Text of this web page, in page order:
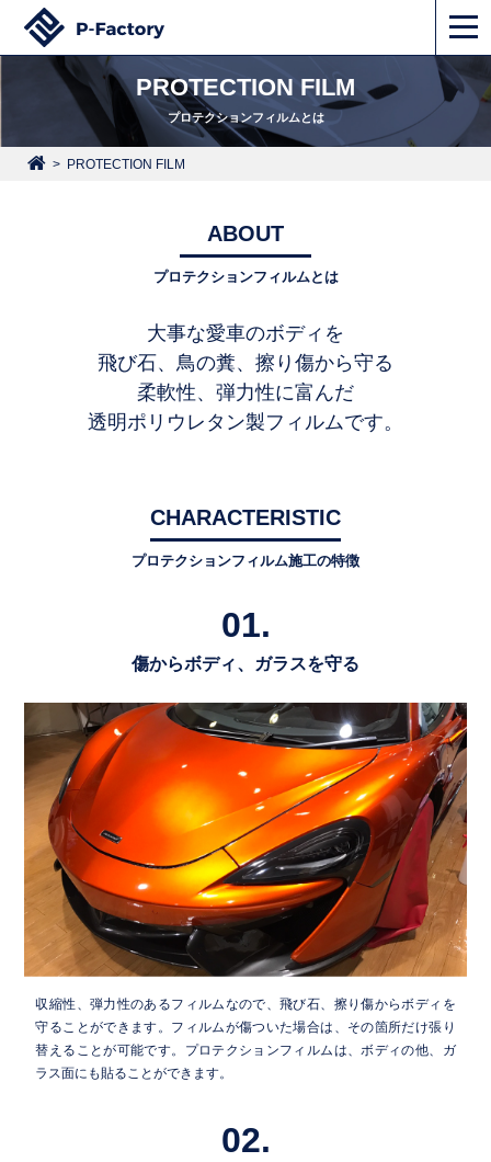
PROTECTION FILM
プロテクションフィルムとは
PROTECTION FILM
ABOUT
プロテクションフィルムとは
大事な愛車のボディを
飛び石、鳥の糞、擦り傷から守る
柔軟性、弾力性に富んだ
透明ポリウレタン製フィルムです。
CHARACTERISTIC
プロテクションフィルム施工の特徴
01.
傷からボディ、ガラスを守る
収縮性、弾力性のあるフィルムなので、飛び石、擦り傷からボディを
守ることができます。フィルムが傷ついた場合は、その箇所だけ張り
替えることが可能です。プロテクションフィルムは、ボディの他、ガ
ラス面にも貼ることができます。
02.